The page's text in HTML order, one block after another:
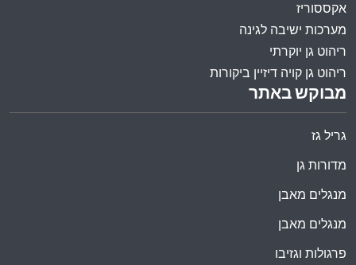
מבוקש באתר
גריל גז
מדורות גן
מנגלים מאבן
מנגלים מאבן
פרגולות וגזיבו
אקססוריז
מערכות ישיבה לגינה
ריהוט גן יוקרתי
ריהוט גן קויה דיזיין ביקורות